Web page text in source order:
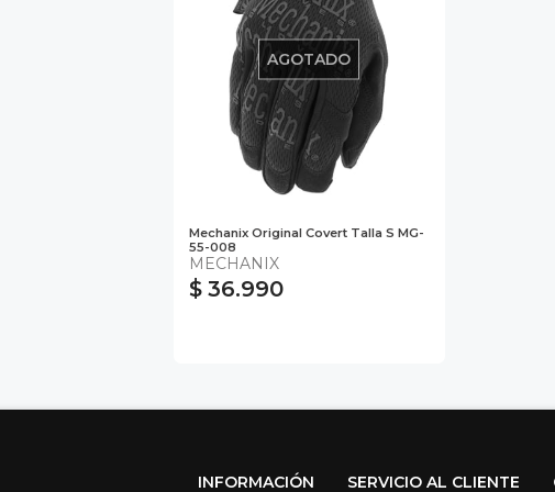
AGOTADO
Mechanix Original Covert Talla S MG-
55-008
MECHANIX
$ 36.990
INFORMACIÓN SERVICIO AL CLIENTE